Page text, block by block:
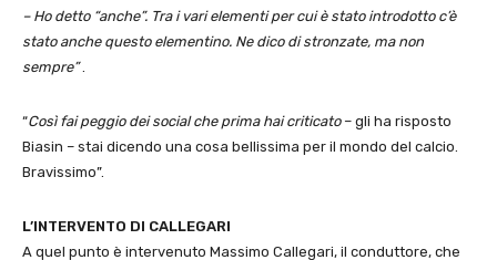
– Ho detto “anche”. Tra i vari elementi per cui è stato introdotto c’è
stato anche questo elementino. Ne dico di stronzate, ma non
sempre”
“Così fai peggio dei social che prima hai criticato– gli ha risposto
Biasin – stai dicendo una cosa bellissima per il mondo del calcio.
Bravissimo”.
L’INTERVENTO DI CALLEGARI
A quel punto è intervenuto Massimo Callegari, il conduttore, che